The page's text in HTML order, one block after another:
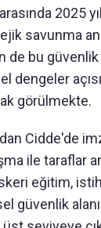
2025
savunma
de bu
dengeler
görülmekte.
Cidde'de
ile taraflar
eğitim,
güvenlik